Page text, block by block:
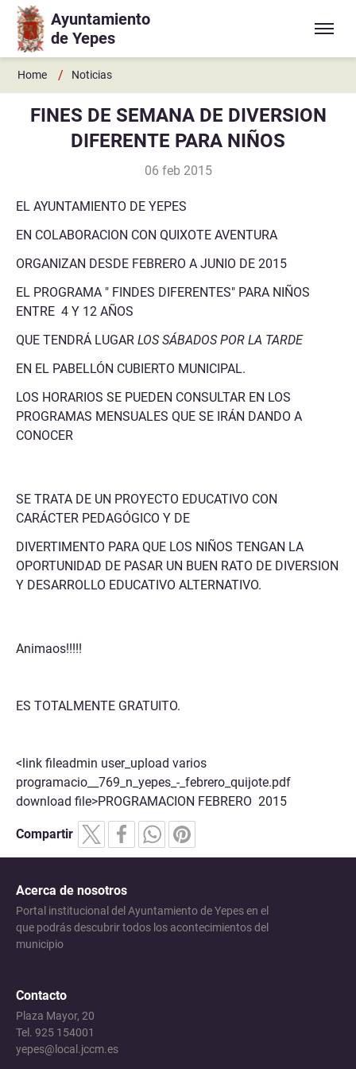
Ir a contenido principal
Ayuntamiento
de Yepes
Home / Noticias
FINES DE SEMANA DE DIVERSION
DIFERENTE PARA NIÑOS
06 feb 2015
EL AYUNTAMIENTO DE YEPES
EN COLABORACION CON QUIXOTE AVENTURA
ORGANIZAN DESDE FEBRERO A JUNIO DE 2015
EL PROGRAMA " FINDES DIFERENTES" PARA NIÑOS
ENTRE 4 Y 12 AÑOS
QUE TENDRÁ LUGAR LOS SÁBADOS POR LA TARDE
EN EL PABELLÓN CUBIERTO MUNICIPAL.
LOS HORARIOS SE PUEDEN CONSULTAR EN LOS
PROGRAMAS MENSUALES QUE SE IRÁN DANDO A
CONOCER
SE TRATA DE UN PROYECTO EDUCATIVO CON
CARÁCTER PEDAGÓGICO Y DE
DIVERTIMENTO PARA QUE LOS NIÑOS TENGAN LA
OPORTUNIDAD DE PASAR UN BUEN RATO DE DIVERSION
Y DESARROLLO EDUCATIVO ALTERNATIVO.
Animaos!!!!!
ES TOTALMENTE GRATUITO.
<link fileadmin user_upload varios
programacio__769_n_yepes_-_febrero_quijote.pdf
download file>PROGRAMACION FEBRERO 2015
Compartir
Acerca de nosotros
Portal institucional del Ayuntamiento de Yepes en el
que podrás descubrir todos los acontecimientos del
municipio
Contacto
Plaza Mayor, 20
Tel. 925 154001
yepes@local.jccm.es